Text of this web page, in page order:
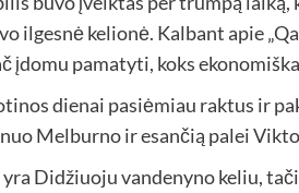
ilgesnė kelionė. Kalbant apie
įdomu pamatyti, koks
dienai pasiėmiau raktus ir
Melburno ir esančią palei
Didžiuoju vandenyno keliu,